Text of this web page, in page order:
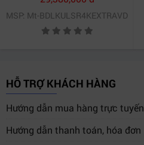
Twitch
Zoom
Wirecast
VLC
Skype
Restream
MSP: Mt-BDLKULSR4KEXTRAVD
HỖ TRỢ KHÁCH HÀNG
Hướng dẫn mua hàng trực tuyến
Hướng dẫn thanh toán, hóa đơn